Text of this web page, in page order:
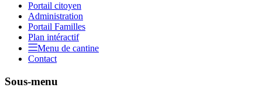
Portail citoyen
Administration
Portail Familles
Plan intéractif
Menu de cantine
Contact
Sous-menu